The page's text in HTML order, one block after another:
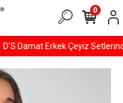
D'S Damat Erkek Çeyiz
0